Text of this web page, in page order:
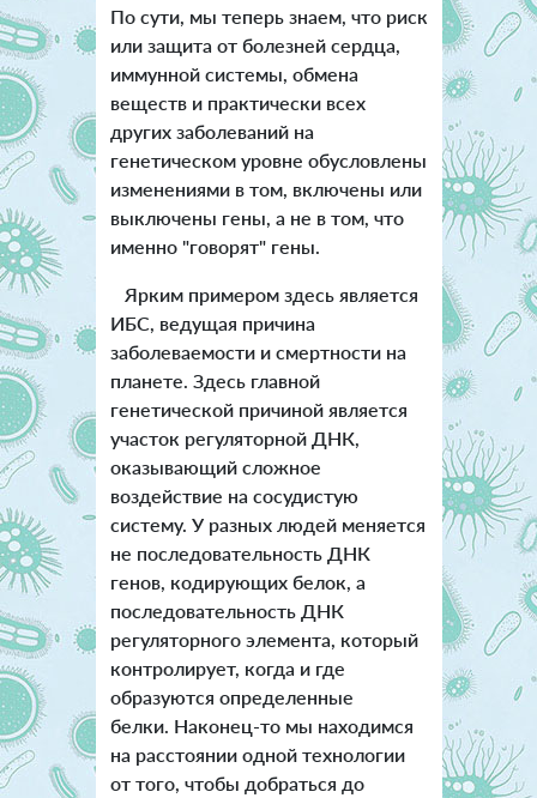
По сути, мы теперь знаем, что риск
или защита от болезней сердца,
иммунной системы, обмена
веществ и практически всех
других заболеваний на
генетическом уровне обусловлены
изменениями в том, включены или
выключены гены, а не в том, что
именно "говорят" гены.
Ярким примером здесь является
ИБС, ведущая причина
заболеваемости и смертности на
планете. Здесь главной
генетической причиной является
участок регуляторной ДНК,
оказывающий сложное
воздействие на сосудистую
систему. У разных людей меняется
не последовательность ДНК
генов, кодирующих белок, а
последовательность ДНК
регуляторного элемента, который
контролирует, когда и где
образуются определенные
белки. Наконец-то мы находимся
на расстоянии одной технологии
от того, чтобы добраться до